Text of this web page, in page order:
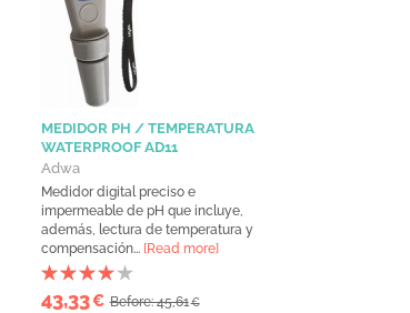
MEDIDOR PH / TEMPERATURA
WATERPROOF AD11
Adwa
Medidor digital preciso e
impermeable de pH que incluye,
además, lectura de temperatura y
compensación... [Read more]
43,33€ Before: 45,61€